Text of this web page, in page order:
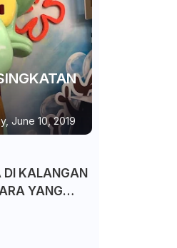
June 10, 2019
DI KALANGAN
YANG